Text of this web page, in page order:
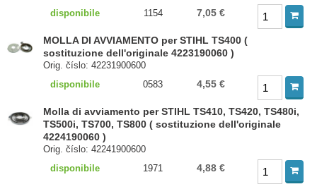
disponibile
1154 7,05 €
MOLLA DI AVVIAMENTO per STIHL TS400 (
sostituzione dell'originale 4223190060 )
Orig. číslo: 42231900600
disponibile
0583 4,55 €
Molla di avviamento per STIHL TS410, TS420, TS480i,
TS500i, TS700, TS800 ( sostituzione dell'originale
4224190060 )
Orig. číslo: 42241900600
disponibile
1971 4,88 €